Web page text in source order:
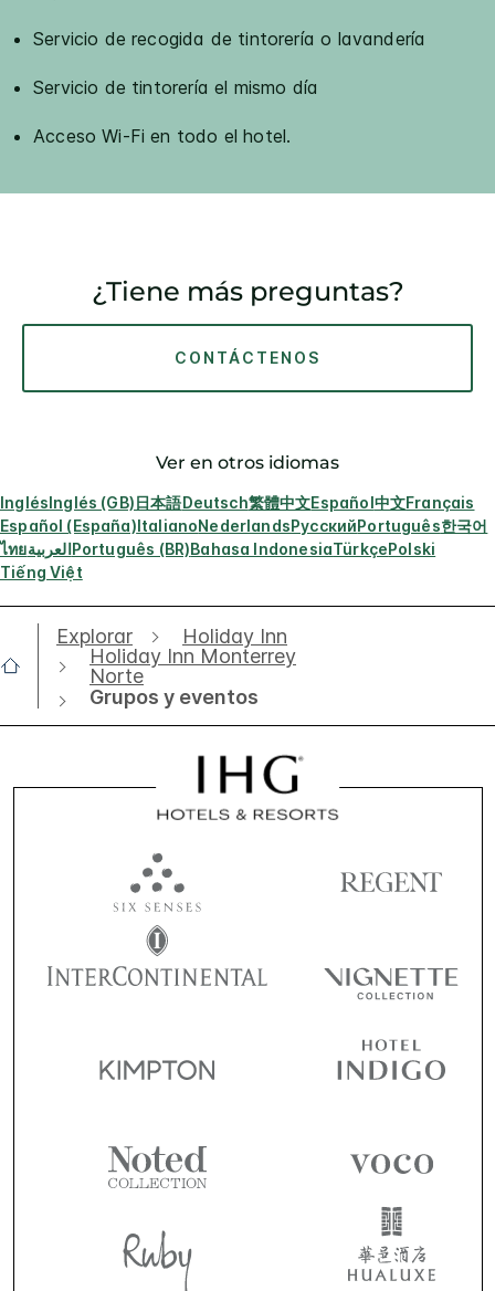
Servicio de recogida de tintorería o lavandería
Servicio de tintorería el mismo día
Acceso Wi-Fi en todo el hotel.
¿Tiene más preguntas?
CONTÁCTENOS
Ver en otros idiomas
InglésInglés (GB)日本語Deutsch繁體中文Español中文Français
Español (España)ItalianoNederlandsРусскийPortuguês한국어
ไทยالعربيةPortuguês (BR)Bahasa IndonesiaTürkçePolski
Tiếng Việt
Explorar
Holiday Inn
Holiday Inn Monterrey
Norte
Grupos y eventos